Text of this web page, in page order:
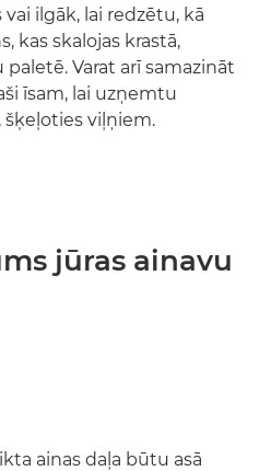
ilgāk, lai redzētu, kā
kas skalojas krastā,
Varat arī samazināt
īsam, lai uzņemtu
šķeļoties viļņiem.
jūras ainavu
ainas daļa būtu asā